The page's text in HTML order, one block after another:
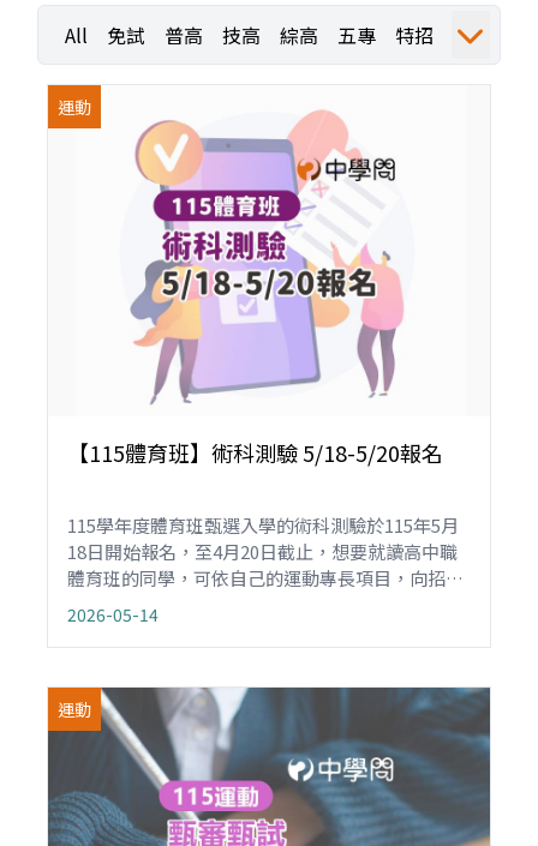
All 免試 普高 技高 綜高 五專
特招
運動
職業探索 職探活動 職探成果
運動
【115體育班】術科測驗 5/18-5/20報名
115學年度體育班甄選入學的術科測驗於115年5月
18日開始報名，至4月20日截止，想要就讀高中職
體育班的同學，可依自己的運動專長項目，向招生
學校體育組報名參加術科驗，不受就學區限制。報
名前請詳閱體育班招生學校簡章，確認術科測驗的
2026-05-14
運動